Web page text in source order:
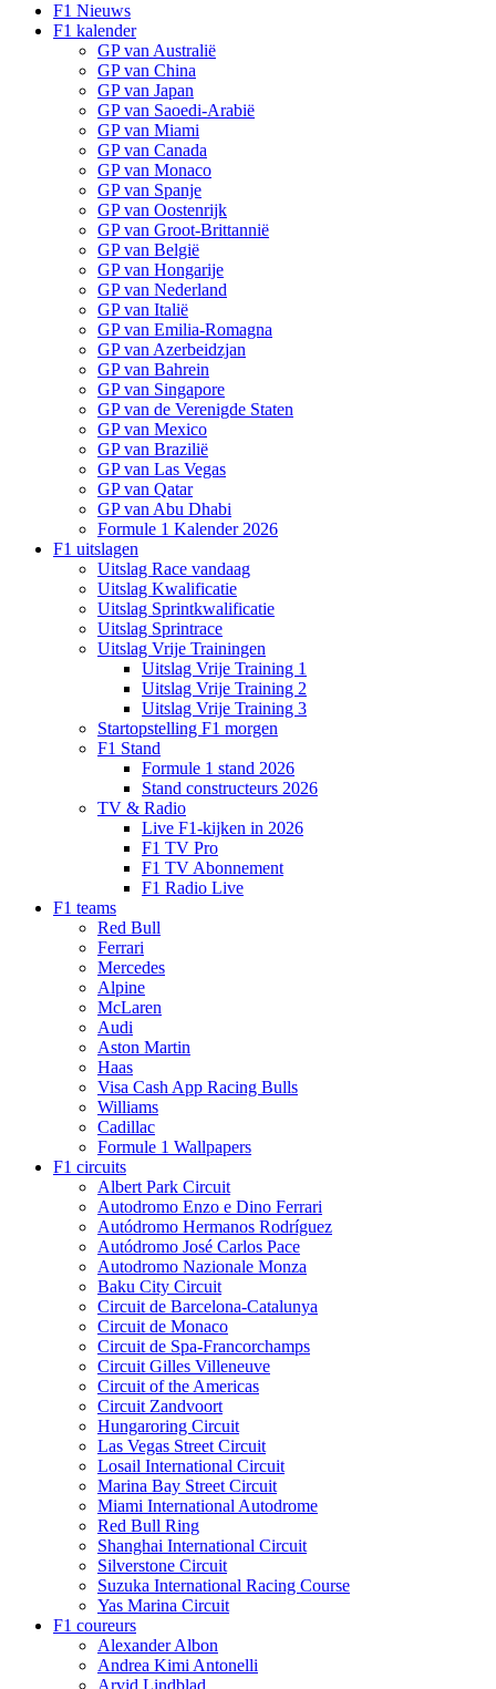
F1 Nieuws
F1 kalender
GP van Australië
GP van China
GP van Japan
GP van Saoedi-Arabië
GP van Miami
GP van Canada
GP van Monaco
GP van Spanje
GP van Oostenrijk
GP van Groot-Brittannië
GP van België
GP van Hongarije
GP van Nederland
GP van Italië
GP van Emilia-Romagna
GP van Azerbeidzjan
GP van Bahrein
GP van Singapore
GP van de Verenigde Staten
GP van Mexico
GP van Brazilië
GP van Las Vegas
GP van Qatar
GP van Abu Dhabi
Formule 1 Kalender 2026
F1 uitslagen
Uitslag Race vandaag
Uitslag Kwalificatie
Uitslag Sprintkwalificatie
Uitslag Sprintrace
Uitslag Vrije Trainingen
Uitslag Vrije Training 1
Uitslag Vrije Training 2
Uitslag Vrije Training 3
Startopstelling F1 morgen
F1 Stand
Formule 1 stand 2026
Stand constructeurs 2026
TV & Radio
Live F1-kijken in 2026
F1 TV Pro
F1 TV Abonnement
F1 Radio Live
F1 teams
Red Bull
Ferrari
Mercedes
Alpine
McLaren
Audi
Aston Martin
Haas
Visa Cash App Racing Bulls
Williams
Cadillac
Formule 1 Wallpapers
F1 circuits
Albert Park Circuit
Autodromo Enzo e Dino Ferrari
Autódromo Hermanos Rodríguez
Autódromo José Carlos Pace
Autodromo Nazionale Monza
Baku City Circuit
Circuit de Barcelona-Catalunya
Circuit de Monaco
Circuit de Spa-Francorchamps
Circuit Gilles Villeneuve
Circuit of the Americas
Circuit Zandvoort
Hungaroring Circuit
Las Vegas Street Circuit
Losail International Circuit
Marina Bay Street Circuit
Miami International Autodrome
Red Bull Ring
Shanghai International Circuit
Silverstone Circuit
Suzuka International Racing Course
Yas Marina Circuit
F1 coureurs
Alexander Albon
Andrea Kimi Antonelli
Arvid Lindblad